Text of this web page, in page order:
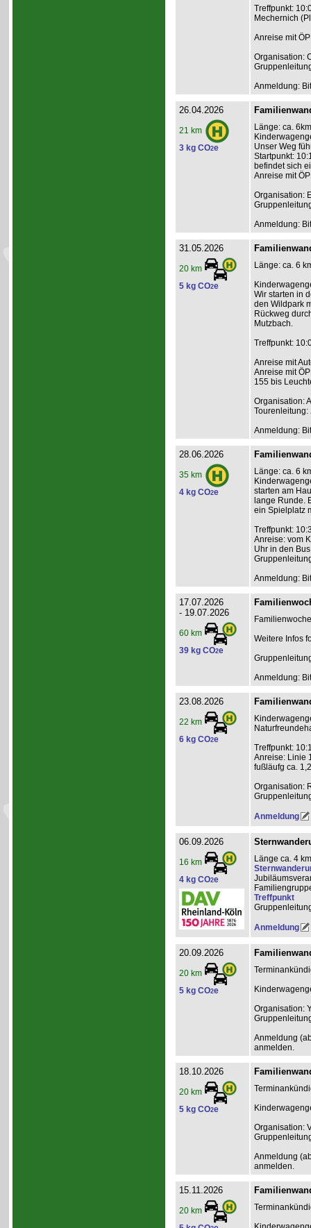
Treffpunkt:
Mechernich
Anreise mit
Organisation:
Anmeldung:
26.04.2026
21 km
3 kg CO2e
Länge: ca.
Unser Weg
Startpunkt:
befindet sich
Anreise mit
Organisation:
Anmeldung:
31.05.2026
20 km
5 kg CO2e
Länge: ca. 6
Wir starten in
den Wildpark
Rückweg
Mutzbach.
Treffpunkt:
Anreise mit
Anreise mit
155 bis
Organisation:
Tourenleitung:
Anmeldung:
28.06.2026
35 km
4 kg CO2e
Länge: ca. 6
starten am
lange Runde.
ein Spielplatz
Treffpunkt:
Anreise: vom
Uhr in den
Anmeldung:
17.07.2026
- 19.07.2026
60 km
39 kg CO2e
Weitere Infos
Anmeldung:
23.08.2026
22 km
6 kg CO2e
Treffpunkt:
Anreise: Linie
fußläufg ca.
Organisation:
Anmeldung
06.09.2026
16 km
4 kg CO2e
Länge ca. 4
Treffpunkt
Anmeldung
20.09.2026
20 km
5 kg CO2e
Organisation:
Anmeldung
anmelden.
18.10.2026
20 km
5 kg CO2e
Organisation:
Anmeldung
anmelden.
15.11.2026
20 km